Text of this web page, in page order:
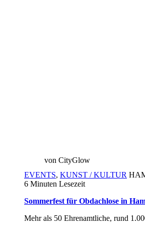
von CityGlow
EVENTS, KUNST / KULTUR
6 Minuten Lesezeit
Sommerfest für Obdachlose in
Mehr als 50 Ehrenamtliche, rund